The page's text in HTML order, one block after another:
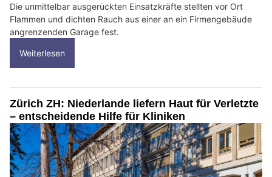
Die unmittelbar ausgerückten Einsatzkräfte stellten vor Ort
Flammen und dichten Rauch aus einer an ein Firmengebäude
angrenzenden Garage fest.
Weiterlesen
Zürich ZH: Niederlande liefern Haut für Verletzte
– entscheidende Hilfe für Kliniken